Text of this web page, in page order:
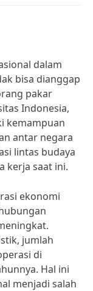
dalam
bisa dianggap
pakar
Indonesia,
kemampuan
antar negara
lintas budaya
kerja saat ini.
ekonomi
jumlah
di
Hal ini
menjadi salah